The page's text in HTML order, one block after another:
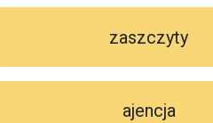
zaszczyty
ajencja